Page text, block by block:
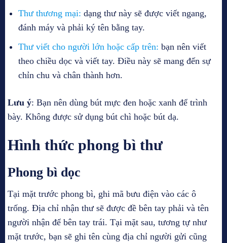
Thư thương mại: dạng thư này sẽ được viết ngang,
đánh máy và phải ký tên bằng tay.
Thư viết cho người lớn hoặc cấp trên: bạn nên viết
theo chiều dọc và viết tay. Điều này sẽ mang đến sự
chỉn chu và chân thành hơn.
Lưu ý: Bạn nên dùng bút mực đen hoặc xanh để trình
bày. Không được sử dụng bút chì hoặc bút dạ.
Hình thức phong bì thư
Phong bì dọc
Tại mặt trước phong bì, ghi mã bưu điện vào các ô
trống. Địa chỉ nhận thư sẽ được đề bên tay phải và tên
người nhận để bên tay trái. Tại mặt sau, tương tự như
mặt trước, bạn sẽ ghi tên cùng địa chỉ người gửi cũng